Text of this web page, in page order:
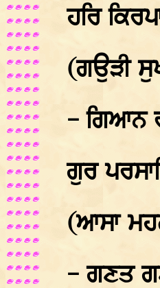
ਹਰਿ
(ਗਉੜੀ
- ਗਿਆਨ
ਗੁਰ
(ਆਸਾ
- ਗਣਤ